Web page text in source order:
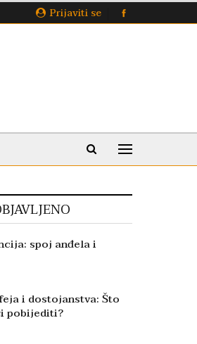
Prijaviti se
spoj anđela i
i dostojanstva: Što
pobijediti?